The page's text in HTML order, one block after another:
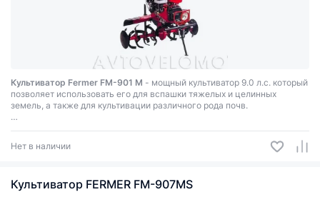
Культиватор Fermer FM-901 M - мощный культиватор 9.0 л.с. который
позволяет использовать его для вспашки тяжелых и целинных
земель, а также для культивации различного рода почв.
Мощные резиновые колеса с легкостью перемещают 122 кг
собственном ходу. Кроме того, две передачи вперед и одна передача
Нет в наличии
Культиватор FERMER FM-907MS